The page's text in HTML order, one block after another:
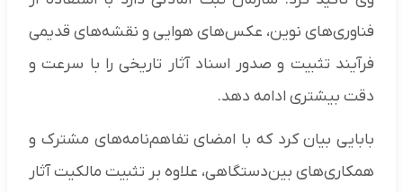
فناوری‌های نوین، عکس‌های هوایی و نقشه‌های قدیمی
فرآیند تثبیت و صدور اسناد آثار تاریخی را با سرعت و
دقت بیشتری ادامه دهد.
بابایی بیان کرد که با امضای تفاهم‌نامه‌های مشترک و
همکاری‌های بین‌دستگاهی، علاوه بر تثبیت مالکیت آثار